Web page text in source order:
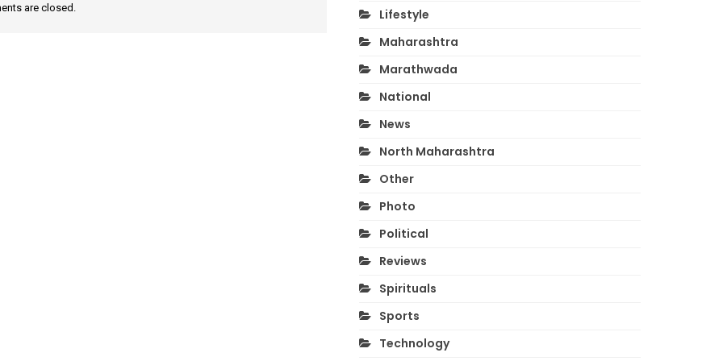
are closed.
Lifestyle
Maharashtra
Marathwada
National
News
North Maharashtra
Other
Photo
Political
Reviews
Spirituals
Sports
Technology